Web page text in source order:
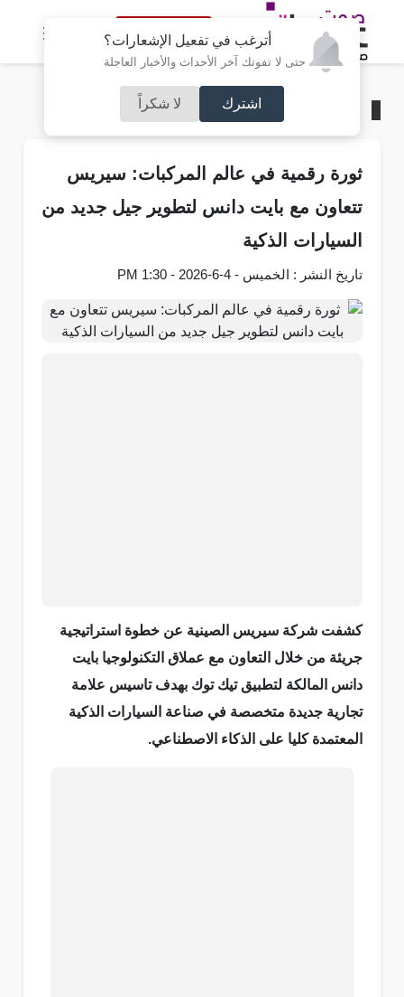
أترغب في تفعيل الإشعارات؟
حتى لا تفوتك آخر الأحداث والأخبار العاجلة
اشترك لا شكراً
النسخة الكاملة
سيارات
ثورة رقمية في عالم المركبات: سيريس
تتعاون مع بايت دانس لتطوير جيل جديد من
السيارات الذكية
تاريخ النشر : الخميس - 4-6-2026 - 1:30 PM
كشفت شركة سيريس الصينية عن خطوة استراتيجية
جريئة من خلال التعاون مع عملاق التكنولوجيا بايت
دانس المالكة لتطبيق تيك توك بهدف تاسيس علامة
تجارية جديدة متخصصة في صناعة السيارات الذكية
المعتمدة كليا على الذكاء الاصطناعي.